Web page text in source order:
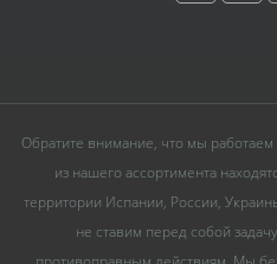
Обратите внимание, что мы
из нашего ассортимента
территории Испании, России,
не ставим перед собой